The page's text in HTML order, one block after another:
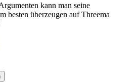
kann man seine
besten überzeugen auf Threema